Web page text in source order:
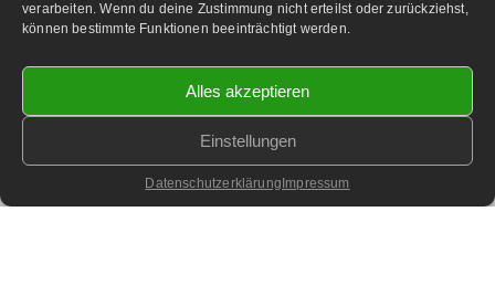
verarbeiten. Wenn du deine Zustimmung nicht erteilst oder zurückziehst,
können bestimmte Funktionen beeinträchtigt werden.
Alles akzeptieren
Einstellungen
Datenschutzerklärung Impressum
2026 KT1 Privatfernsehen - Alle Rechte vorbehalten.
Homepage & Webbetreuung DF-Media.at